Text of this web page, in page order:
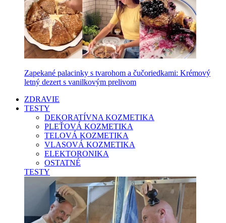
Zapekané palacinky s tvarohom a čučoriedkami: Krémový
letný dezert s vanilkovým prelivom
ZDRAVIE
TESTY
DEKORATÍVNA KOZMETIKA
PLEŤOVÁ KOZMETIKA
TELOVÁ KOZMETIKA
VLASOVÁ KOZMETIKA
ELEKTORONIKA
OSTATNÉ
TESTY